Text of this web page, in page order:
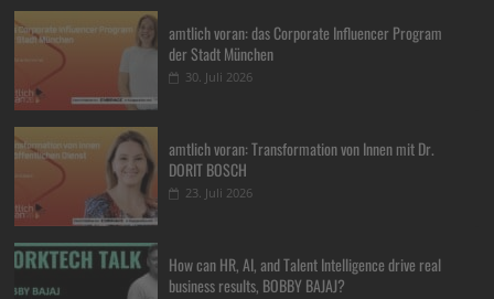
amtlich voran: das Corporate Influencer Program
der Stadt München
30. Juli 2026
amtlich voran: Transformation von Innen mit Dr.
DORIT BOSCH
23. Juli 2026
How can HR, AI, and Talent Intelligence drive real
business results, BOBBY BAJAJ?